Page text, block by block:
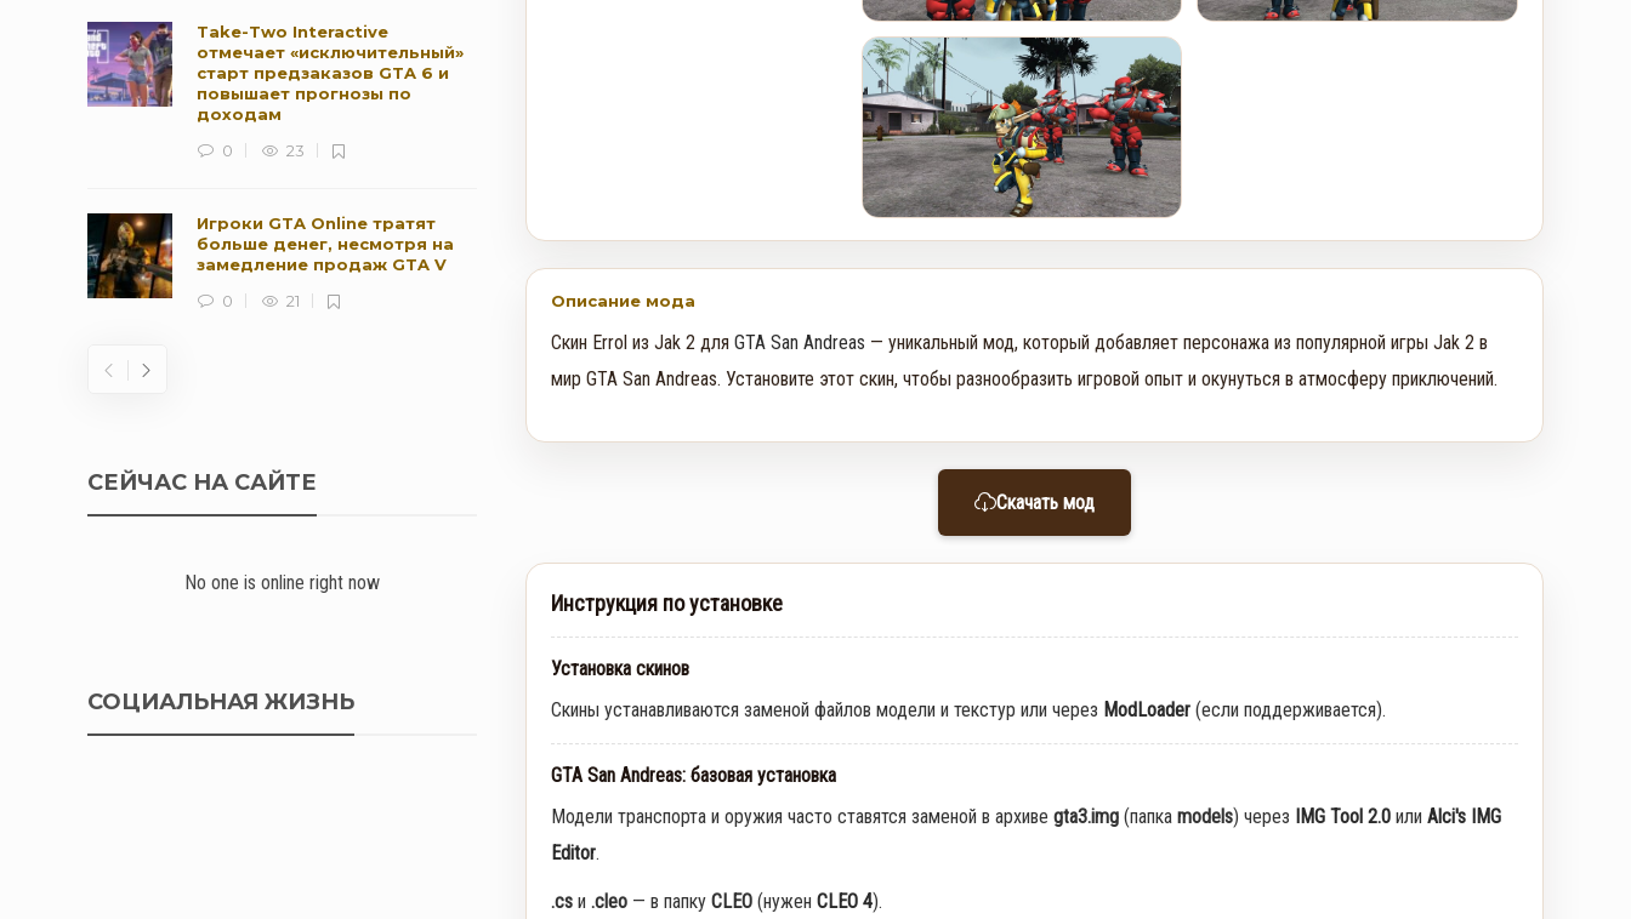
Take-Two Interactive
отмечает «исключительный»
старт предзаказов GTA 6 и
повышает прогнозы по
доходам
0
23
Игроки GTA Online тратят
больше денег, несмотря на
замедление продаж GTA V
0
21
Rockstar и Netflix представят
Online: Летний ограбление (6–
0
368
СЕЙЧАС НА САЙТЕ
No one is online right now
СОЦИАЛЬНАЯ ЖИЗНЬ
Описание мода
Скин Errol из Jak 2 для GTA San Andreas — уникальный мод, который добавляет персонажа из популярной игры Jak 2 в
мир GTA San Andreas. Установите этот скин, чтобы разнообразить игровой опыт и окунуться в атмосферу приключений.
Скачать мод
Инструкция по установке
Установка скинов
Скины устанавливаются заменой файлов модели и текстур или через ModLoader(если поддерживается).
GTA San Andreas: базовая установка
Модели транспорта и оружия часто ставятся заменой в архиве gta3.img(папка models) через IMG Tool 2.0или Alci's IMG
Editor.
.csи .cleo— в папку CLEO(нужен CLEO 4).